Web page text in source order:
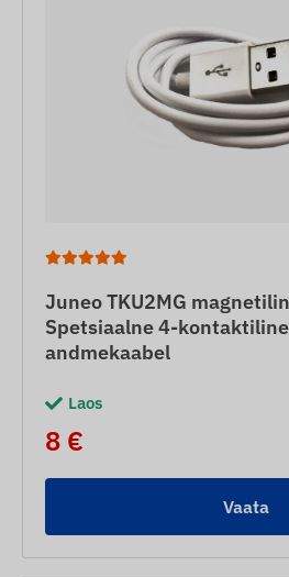
Juneo TKU2MG
Spetsiaalne 4-
andmekaabel
Laos
8 €
Vaata